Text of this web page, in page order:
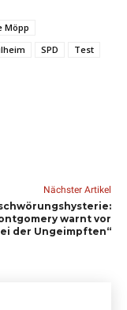
Möpp
SPD
Test
Nächster Artikel
warnt vor
der Ungeimpften“